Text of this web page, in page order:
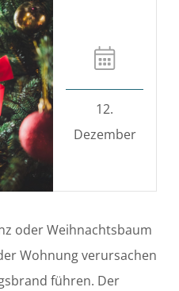
12.
Dezember
oder Weihnachtsbaum
Wohnung verursachen
führen. Der